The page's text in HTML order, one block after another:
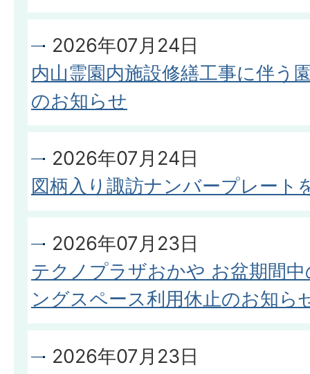
2026年07月24日
内山霊園内施設修繕工事に伴う
のお知らせ
2026年07月24日
図柄入り諏訪ナンバープレート
2026年07月23日
テクノプラザおかや お盆期間
ングスペース利用休止のお知ら
2026年07月23日